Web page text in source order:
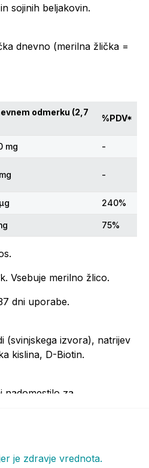
sojinih beljakovin.
dnevno (merilna žlička =
odmerku (2,7
%PDV*
mg -
-
240%
75%
Vsebuje merilno žlico.
dni uporabe.
(svinjskega izvora), natrijev
kislina, D-Biotin.
nadomestilo za
prehrano ter zdrav
zdrav način življenja.
nedosegljivo otrokom! Ni
je zdravje vrednota.